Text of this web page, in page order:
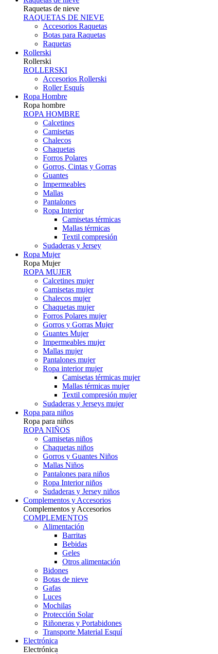
Raquetas de nieve
RAQUETAS DE NIEVE
Accesorios Raquetas
Botas para Raquetas
Raquetas
Rollerski
Rollerski
ROLLERSKI
Accesorios Rollerski
Roller Esquís
Ropa Hombre
Ropa hombre
ROPA HOMBRE
Calcetines
Camisetas
Chalecos
Chaquetas
Forros Polares
Gorros, Cintas y Gorras
Guantes
Impermeables
Mallas
Pantalones
Ropa Interior
Camisetas térmicas
Mallas térmicas
Textil compresión
Sudaderas y Jersey
Ropa Mujer
Ropa Mujer
ROPA MUJER
Calcetines mujer
Camisetas mujer
Chalecos mujer
Chaquetas mujer
Forros Polares mujer
Gorros y Gorras Mujer
Guantes Mujer
Impermeables mujer
Mallas mujer
Pantalones mujer
Ropa interior mujer
Camisetas térmicas mujer
Mallas térmicas mujer
Textil compresión mujer
Sudaderas y Jerseys mujer
Ropa para niños
Ropa para niños
ROPA NIÑOS
Camisetas niños
Chaquetas niños
Gorros y Guantes Niños
Mallas Niños
Pantalones para niños
Ropa Interior niños
Sudaderas y Jersey niños
Complementos y Accesorios
Complementos y Accesorios
COMPLEMENTOS
Alimentación
Barritas
Bebidas
Geles
Otros alimentación
Bidones
Botas de nieve
Gafas
Luces
Mochilas
Protección Solar
Riñoneras y Portabidones
Transporte Material Esquí
Electrónica
Electrónica